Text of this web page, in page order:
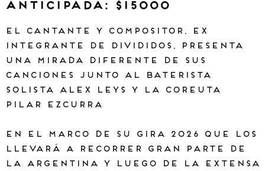
anticipada: $15000
El cantante y compositor, ex
integrante de Divididos, presenta
una mirada diferente de sus
canciones junto al baterista
solista Alex Leys y la coreuta
Pilar Ezcurra
En el marco de su gira 2026 que los
llevará a recorrer gran parte de
la Argentina y luego de la extensa